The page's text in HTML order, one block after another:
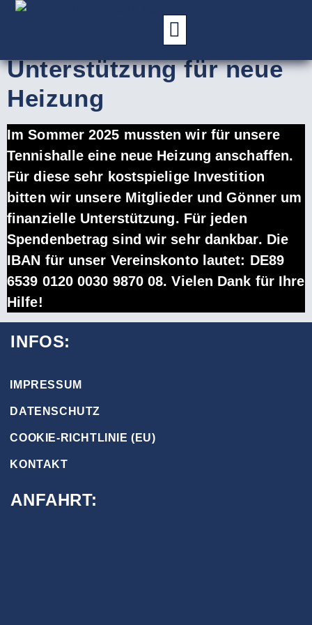
SPENDEN
Unterstützung für neue
Heizung
Im Sommer 2025 mussten wir für unsere
Tennishalle eine neue Heizung anschaffen.
Für diese sehr kostspielige Investition
bitten wir unsere Mitglieder und Gönner um
finanzielle Unterstützung. Für jeden
Spendenbetrag sind wir sehr dankbar. Die
IBAN für unser Vereinskonto lautet: DE89
6539 0120 0030 9870 08. Vielen Dank für Ihre
Hilfe!
INFOS:
IMPRESSUM
DATENSCHUTZ
COOKIE-RICHTLINIE (EU)
KONTAKT
ANFAHRT: